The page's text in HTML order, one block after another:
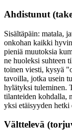
Ahdistunut
Sisältäpäin: matala,
onkohan kaikki
pieniä muutoksia
ne huoleksi suhteen
toinen viesti, kysyä
tavoilla, jotka usein
hylätyksi tuleminen.
tilanteiden kohdalla,
yksi etäisyyden hetki
Välttelevä